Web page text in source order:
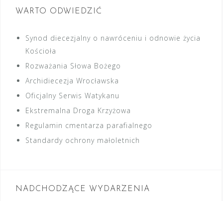
WARTO ODWIEDZIĆ
Synod diecezjalny o nawróceniu i odnowie życia
Kościoła
Rozważania Słowa Bożego
Archidiecezja Wrocławska
Oficjalny Serwis Watykanu
Ekstremalna Droga Krzyżowa
Regulamin cmentarza parafialnego
Standardy ochrony małoletnich
NADCHODZĄCE WYDARZENIA